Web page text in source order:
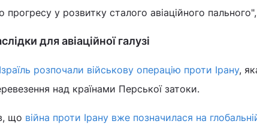
прогресу у розвитку сталого авіаційного
для авіаційної галузі
розпочали військову операцію проти Ірану,
над країнами Перської затоки.
що війна проти Ірану вже позначилася на глобальній